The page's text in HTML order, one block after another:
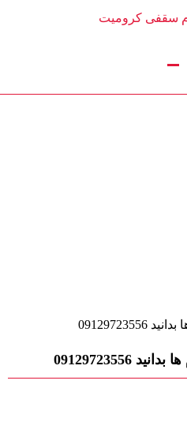
در مورد
بدانید